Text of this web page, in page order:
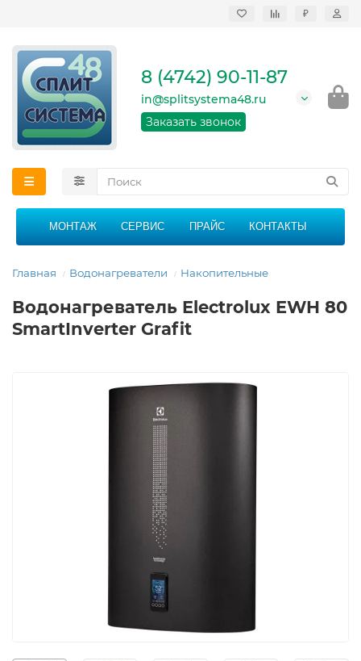
₽
кондиционеров в
области
График работы: 9:00 -
21:00 без перерыва и
8 (4742) 90-11-87
in@splitsystema48.ru
Заказать звонок
МОНТАЖ СЕРВИС ПРАЙС КОНТАКТЫ
Главная Водонагреватели Накопительные
Водонагреватель Electrolux EWH 80
SmartInverter Grafit